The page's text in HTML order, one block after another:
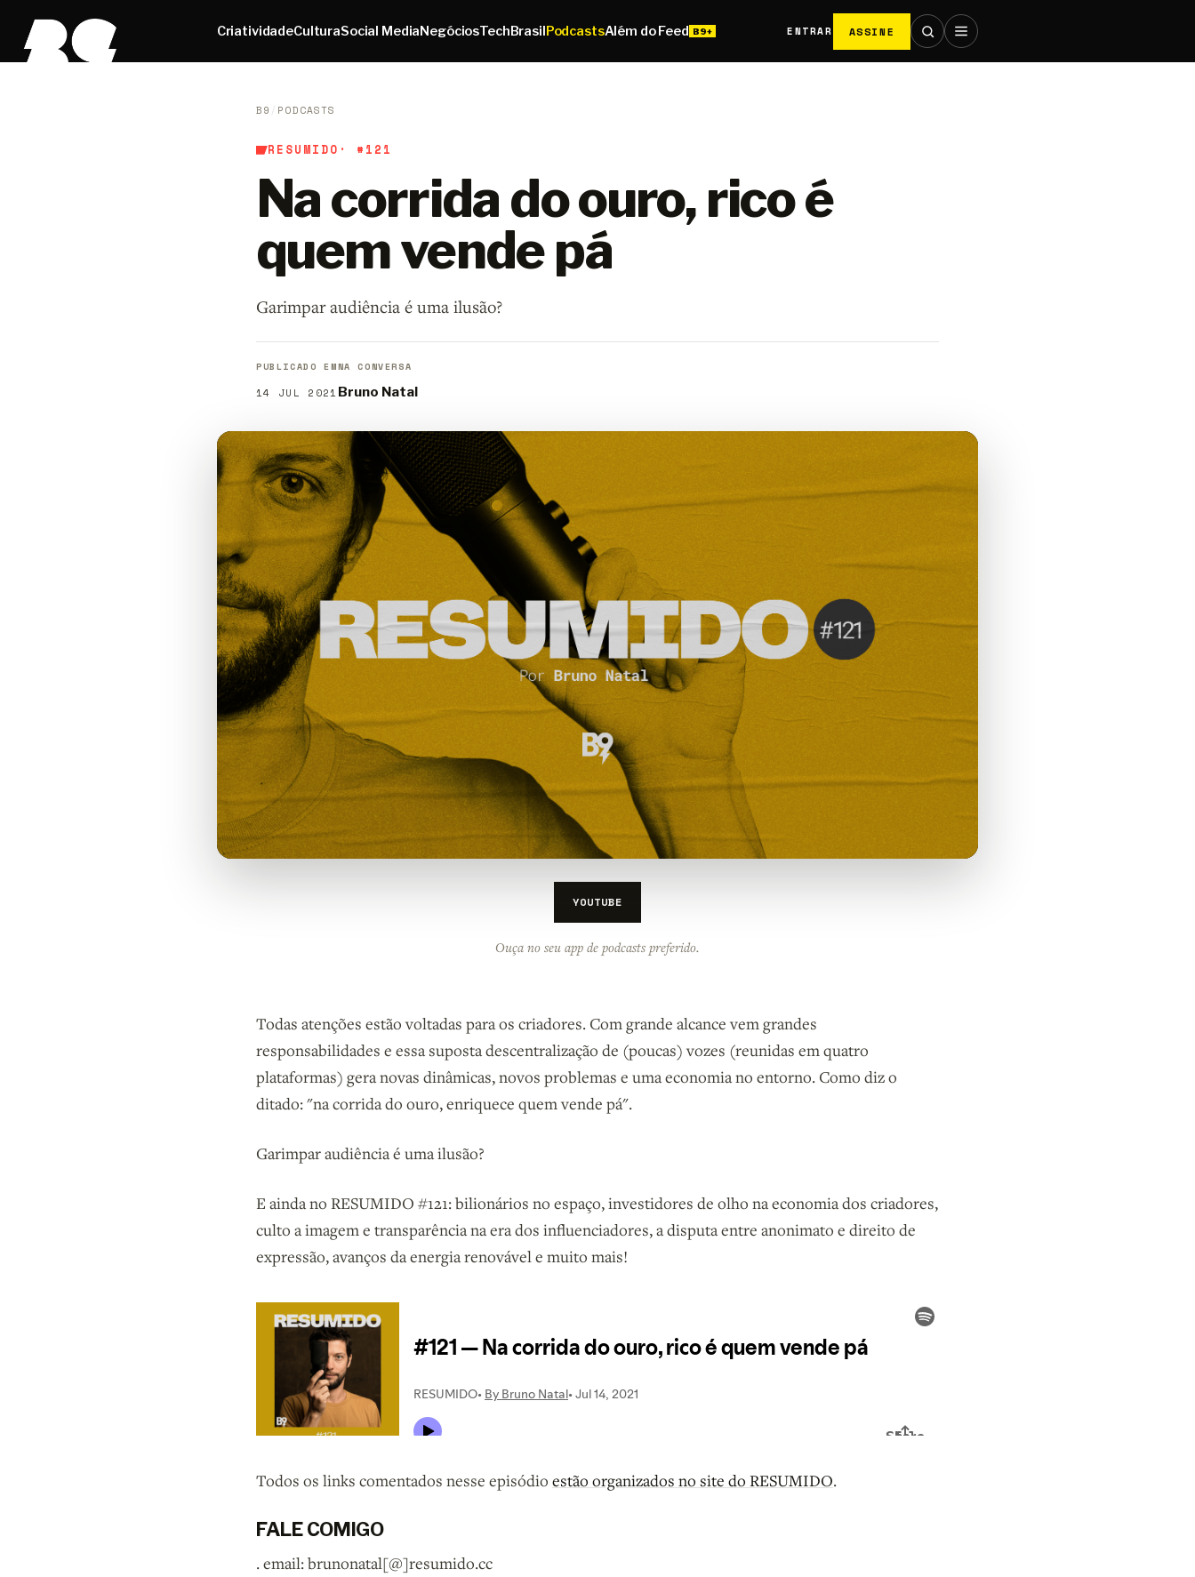
CriatividadeCulturaSocial MediaNegóciosTechBrasilPodcastsAlém do Feed ENTRAR ASSINE
B9 / PODCASTS
RESUMIDO · #121
Na corrida do ouro, rico é
quem vende pá
Garimpar audiência é uma ilusão?
PUBLICADO EM
14 JUL 2021
NA CONVERSA
Bruno Natal
YOUTUBE
Ouça no seu app de podcasts preferido.
Todas atenções estão voltadas para os criadores. Com grande alcance vem grandes
responsabilidades e essa suposta descentralização de (poucas) vozes (reunidas em quatro
plataformas) gera novas dinâmicas, novos problemas e uma economia no entorno. Como diz o
ditado: "na corrida do ouro, enriquece quem vende pá".
Garimpar audiência é uma ilusão?
E ainda no RESUMIDO #121: bilionários no espaço, investidores de olho na economia dos criadores,
culto a imagem e transparência na era dos influenciadores, a disputa entre anonimato e direito de
expressão, avanços da energia renovável e muito mais!
Todos os links comentados nesse episódio estão organizados no site do RESUMIDO.
FALE COMIGO
. email: brunonatal[@]resumido.cc